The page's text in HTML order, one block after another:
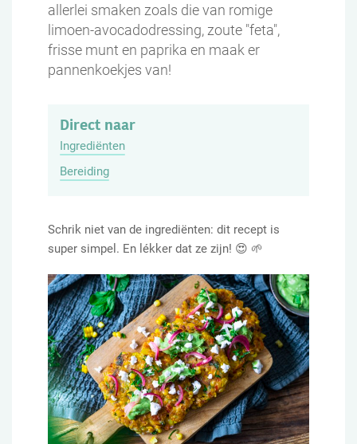
allerlei smaken zoals die van romige
limoen-avocadodressing, zoute "feta",
frisse munt en paprika en maak er
pannenkoekjes van!
Direct naar
Ingrediënten
Bereiding
Schrik niet van de ingrediënten: dit recept is
super simpel. En lékker dat ze zijn! 😍 🌱